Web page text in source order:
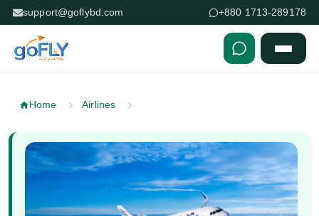
support@goflybd.com +880 1713-289178
Home Airlines